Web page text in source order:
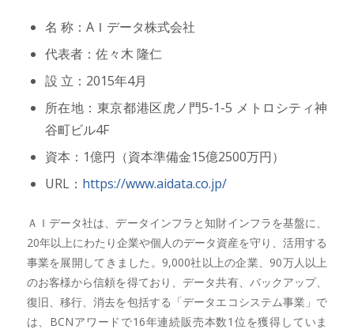
名 称：AＩデータ株式会社
代表者：佐々木 隆仁
設 立：2015年4月
所在地：東京都港区虎ノ門5-1-5 メトロシティ神
谷町ビル4F
資本：1億円（資本準備金15億2500万円）
URL： https://www.aidata.co.jp/
ＡＩデータ社は、データインフラと知財インフラを基盤に、
20年以上にわたり企業や個人のデータ資産を守り、活用する
事業を展開してきました。9,000社以上の企業、90万人以上
のお客様から信頼を得ており、データ共有、バックアップ、
復旧、移行、消去を包括する「データエコシステム事業」で
は、BCNアワードで16年連続販売本数1位を獲得していま